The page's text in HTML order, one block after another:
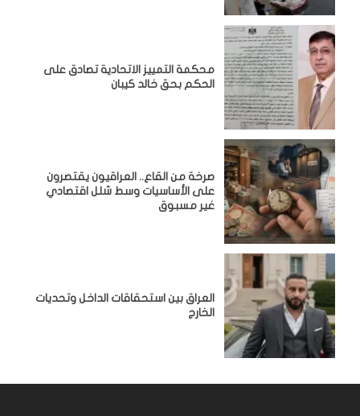
محكمة التمييز الاتحادية تصادق على
الحكم بحق خالد كيبان
صرخة من القاع.. العراقيون يقتصرون
على الأساسيات وسط شلل اقتصادي
غير مسبوق
‏العراق بين استحقاقات الداخل وتحديات
الخارج